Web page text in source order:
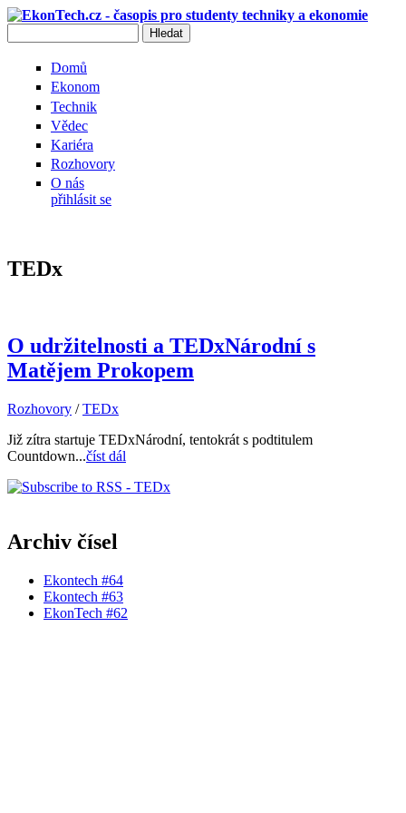
Přejít k hlavnímu obsahu
Domů
Ekonom
Technik
Vědec
Kariéra
Rozhovory
O nás
přihlásit se
TEDx
O udržitelnosti a TEDxNárodní s
Matějem Prokopem
Rozhovory /TEDx
Již zítra startuje TEDxNárodní, tentokrát s podtitulem
Countdown...číst dál
Archiv čísel
Ekontech #64
Ekontech #63
EkonTech #62